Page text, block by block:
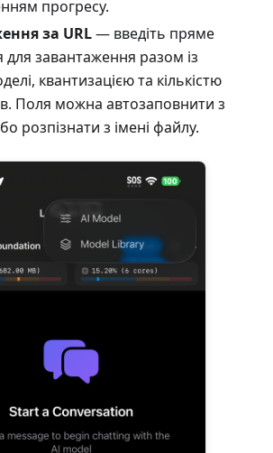
прогресу.
за URL— введіть пряме
для завантаження разом із
квантизацією та кількістю
Поля можна автозаповнити з
розпізнати з імені файлу.